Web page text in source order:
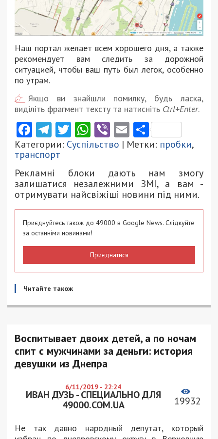
Наш портал желает всем хорошего дня, а также
рекомендует вам следить за дорожной
ситуацией, чтобы ваш путь был легок, особенно
по утрам.
Якщо ви знайшли помилку, будь ласка,
виділіть фрагмент тексту та натисніть Ctrl+Enter.
Facebook
Telegram
Twitter
WhatsApp
ViberEmail
Категории: Суспільство | Метки: пробки,
транспорт
Рекламні блоки дають нам змогу
залишатися незалежними ЗМІ, а вам -
отримувати найсвіжіші новини під ними.
Приєднуйтесь також до 49000 в Google News. Слідкуйте
за останніми новинами!
Приєднатися
Читайте також
Воспитывает двоих детей, а по ночам
спит с мужчинами за деньги: история
девушки из Днепра
6/11/2019 - 22:24
ИВАН ДУЗЬ - СПЕЦИАЛЬНО ДЛЯ
49000.COM.UA
19932
Не так давно народный депутат, который